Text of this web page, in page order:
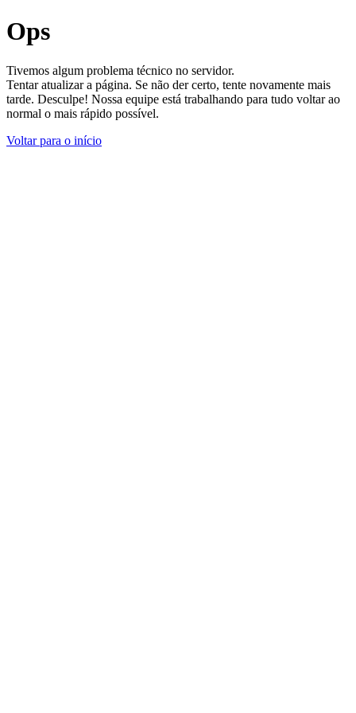
Ops
Tivemos algum problema técnico no servidor.
Tentar atualizar a página. Se não der certo, tente novamente mais
tarde. Desculpe! Nossa equipe está trabalhando para tudo voltar ao
normal o mais rápido possível.
Voltar para o início